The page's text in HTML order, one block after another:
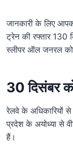
जानकारी के लिए
ट्रेन की रफ्तार 130
स्लीपर ऑल जनरल
30 दिसंबर
रेलवे के अधिकारियों से
प्रदेश के अयोध्या से
हैं।